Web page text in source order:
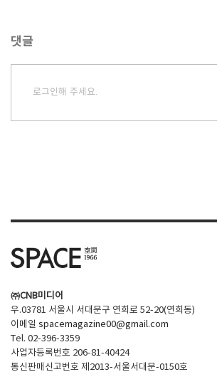
댓글
로그인해 주세요.
㈜CNB미디어
우.03781 서울시 서대문구 연희로 52-20(연희동)
이메일 spacemagazine00@gmail.com
Tel. 02-396-3359
사업자등록번호 206-81-40424
통신판매신고번호 제2013-서울서대문-0150호